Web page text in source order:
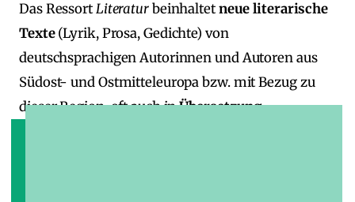
Das RessortLiteraturbeinhaltetneue literarische
Texte(Lyrik, Prosa, Gedichte) von
deutschsprachigen Autorinnen und Autoren aus
Südost‑ und Ostmitteleuropa bzw. mit Bezug zu
dieser Region, oft auch inÜbersetzung.